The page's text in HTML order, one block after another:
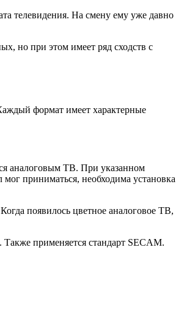
телевидения. На смену ему уже давно
но при этом имеет ряд сходств с
формат имеет характерные
аналоговым ТВ. При указанном
приниматься, необходима установка
появилось цветное аналоговое ТВ,
применяется стандарт SECAM.